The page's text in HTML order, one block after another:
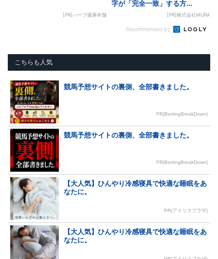
[PR]ハーブ健康本舗
字が「完全一致」する方...
[PR]株式会社MURA
Recommended by
こちらも人気
競馬予想サイトの裏側、全部書きました。
PR(BettingBreakDown)
競馬予想サイトの裏側、全部書きました。
PR(BettingBreakDown)
【大人気】ひんやり冷感寝具で快適な睡眠をあ
なたに。
PR(アイリスプラザ)
【大人気】ひんやり冷感寝具で快適な睡眠をあ
なたに。